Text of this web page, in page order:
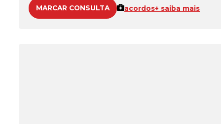
MARCAR CONSULTA acordos+ saiba mais